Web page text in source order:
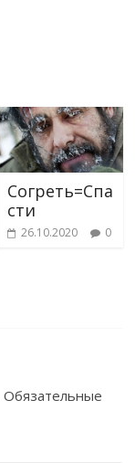
Согреть=Спа
сти
26.10.2020 0
Обязательные